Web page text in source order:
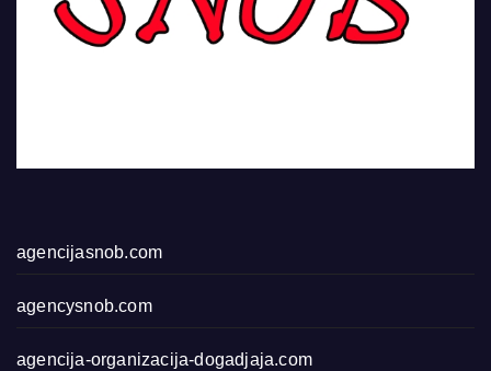
agencijasnob.com
agencysnob.com
agencija-organizacija-dogadjaja.com